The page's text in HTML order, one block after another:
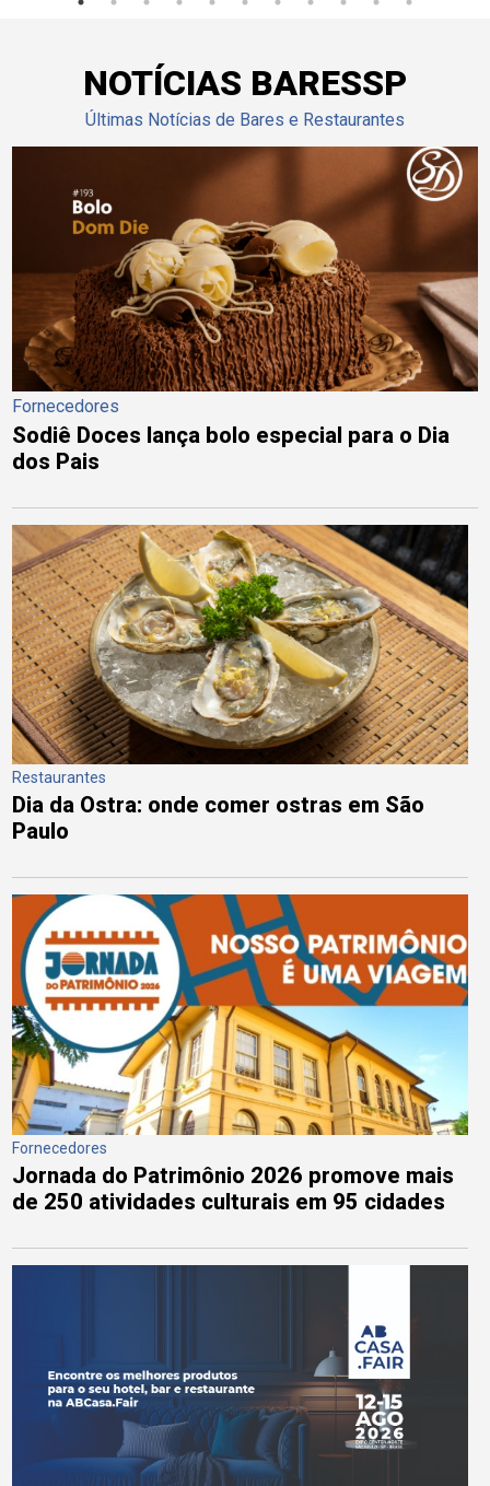
NOTÍCIAS BARESSP
Últimas Notícias de Bares e Restaurantes
Fornecedores
Sodiê Doces lança bolo especial para o Dia
dos Pais
Restaurantes
Dia da Ostra: onde comer ostras em São
Paulo
Fornecedores
Jornada do Patrimônio 2026 promove mais
de 250 atividades culturais em 95 cidades